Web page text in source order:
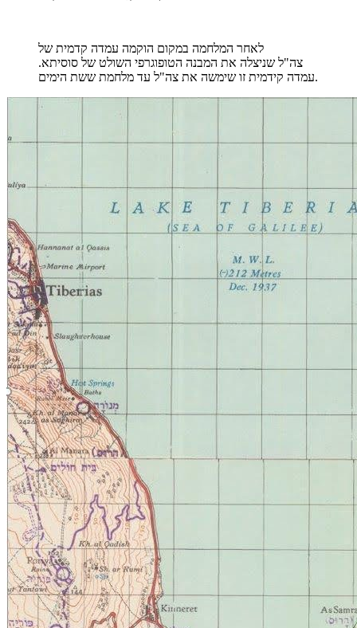
לאחר המלחמה במקום הוקמה עמדה קדמית של
צה"ל שניצלה את המבנה הטופוגרפי השולט של סוסיתא.
עמדה קידמית זו שימשה את צה"ל עד מלחמת ששת הימים.